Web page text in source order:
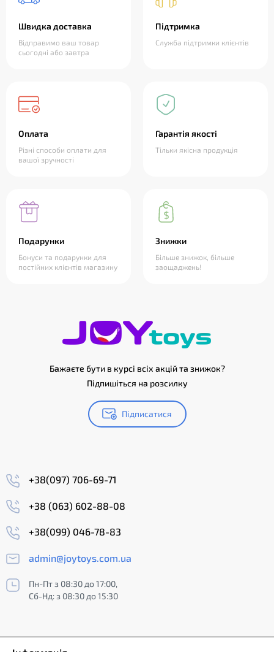
Швидка доставка
Відправимо ваш товар
сьогодні або завтра
Підтримка
Служба підтримки клієнтів
Оплата
Різні способи оплати для
вашої зручності
Гарантія якості
Тільки якісна продукція
Подарунки
Бонуси та подарунки для
постійних клієнтів магазину
Знижки
Більше знижок, більше
заощаджень!
Бажаєте бути в курсі всіх акцій та знижок?
Підпишіться на розсилку
Підписатися
+38(097) 706-69-71
+38 (063) 602-88-08
+38(099) 046-78-83
admin@joytoys.com.ua
Пн-Пт з 08:30 до 17:00,
Сб-Нд: з 08:30 до 15:30